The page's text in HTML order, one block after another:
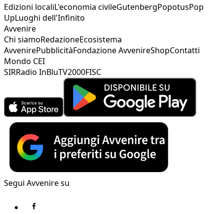
Edizioni localiL'economia civileGutenbergPopotusPop
UpLuoghi dell'Infinito
Avvenire
Chi siamoRedazioneEcosistema
AvvenirePubblicitàFondazione AvvenireShopContatti
Mondo CEI
SIRRadio InBluTV2000FISC
Segui Avvenire su